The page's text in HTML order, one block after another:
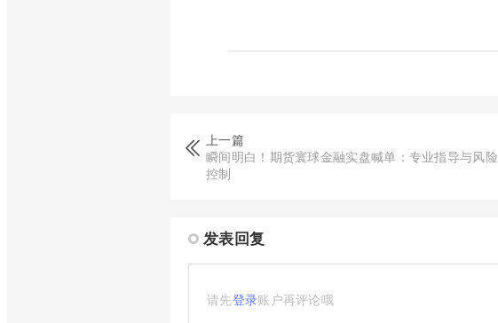
上一篇
瞬间明白！期货寰球金融实盘喊单：专业指导与风险
控制
发表回复
请先登录账户再评论哦